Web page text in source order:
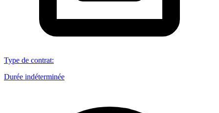
Type de contrat:
Durée indéterminée